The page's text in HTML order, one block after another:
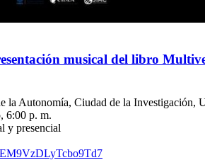
musical del libro
la Autonomía, Ciudad de la Investigación,
6:00 p. m.
y presencial